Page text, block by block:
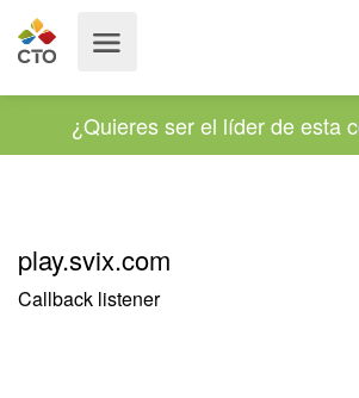
¿Quieres ser el líder de esta
play.svix.com
Callback listener